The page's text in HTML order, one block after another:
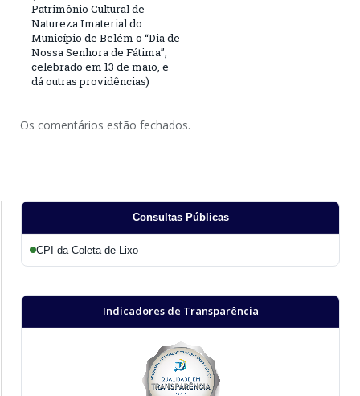
Patrimônio Cultural de
Natureza Imaterial do
Município de Belém o “Dia de
Nossa Senhora de Fátima”,
celebrado em 13 de maio, e
dá outras providências)
Os comentários estão fechados.
Consultas Públicas
CPI da Coleta de Lixo
Indicadores de Transparência